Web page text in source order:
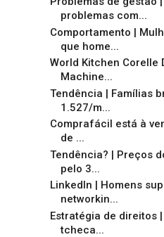
problemas com...
Comportamento |
que home...
World Kitchen Corelle
Machine...
Tendência | Famílias
1.527/m...
Comprafácil está à
de ...
Tendência? | Preços
pelo 3...
LinkedIn | Homens
networkin...
Estratégia de direitos
tcheca...